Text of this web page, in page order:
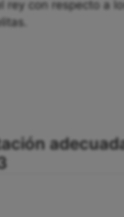
rey con respecto a